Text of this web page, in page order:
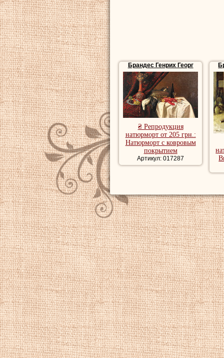
Купить
репродукции
художника,
речной пейзаж,
Репродукции
натюрморт,
Брандес Генрих Георг
₴ Репродукция
натюрморт от 205 грн.:
Натюрморт с ковровым
покрытием
Артикул: 017287